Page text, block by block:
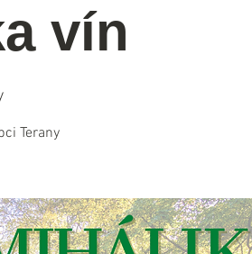
vín
Terany